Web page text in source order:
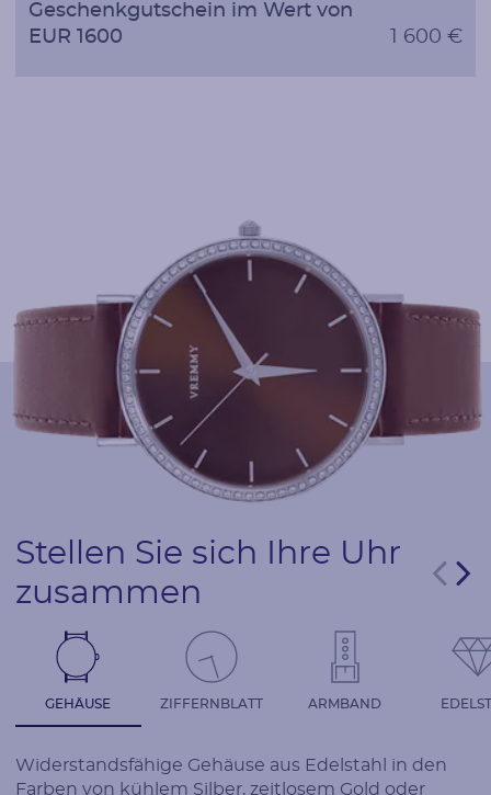
Geschenkgutschein im Wert von
EUR 1600
1 600 €
Stellen Sie sich Ihre Uhr
zusammen
GEHÄUSE ZIFFERNBLATT ARMBAND
Widerstandsfähige Gehäuse aus Edelstahl in den
Farben von kühlem Silber, zeitlosem Gold oder